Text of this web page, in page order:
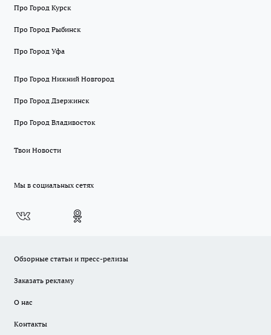
Про Город Курск
Про Город Рыбинск
Про Город Уфа
Про Город Нижний Новгород
Про Город Дзержинск
Про Город Владивосток
Твои Новости
Мы в социальных сетях
Обзорные статьи и пресс-релизы
Заказать рекламу
О нас
Контакты